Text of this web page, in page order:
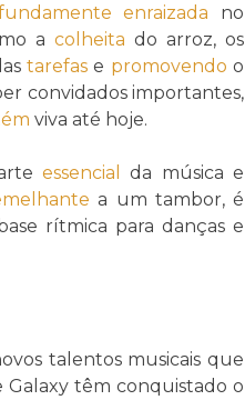
enraizada no
acolheita do arroz, os
tarefas e promovendo o
convidados importantes,
viva até hoje.
essencial
da música e
a um tambor, é
rítmica para danças e
talentos musicais que
Galaxy têm conquistado o